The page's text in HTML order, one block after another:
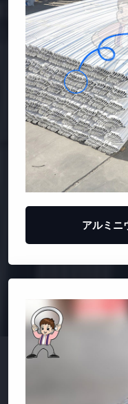
アルミニ
じどう
アルミ型